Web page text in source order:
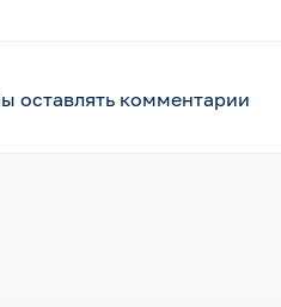
оставлять комментарии